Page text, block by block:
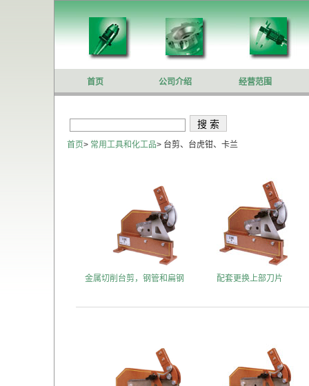
首页 公司介绍 经营范围
首页> 常用工具和化工品> 台剪、台虎钳、卡兰
金属切削台剪，钢管和扁钢 配套更换上部刀片